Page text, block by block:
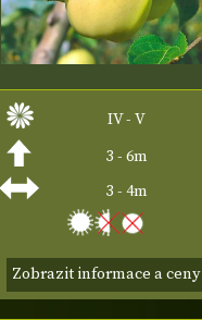
IV - V
3 - 6m
3 - 4m
Zobrazit informace a ceny